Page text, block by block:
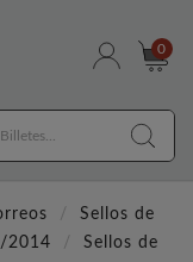
0
Sellos de
2014
Sellos de